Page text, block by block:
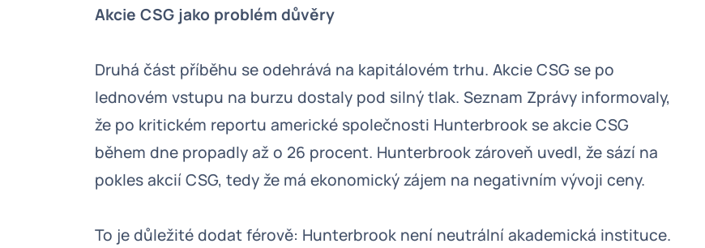
Akcie CSG jako problém důvěry
Druhá část příběhu se odehrává na kapitálovém trhu. Akcie CSG se po
lednovém vstupu na burzu dostaly pod silný tlak. Seznam Zprávy informovaly,
že po kritickém reportu americké společnosti Hunterbrook se akcie CSG
během dne propadly až o 26 procent. Hunterbrook zároveň uvedl, že sází na
pokles akcií CSG, tedy že má ekonomický zájem na negativním vývoji ceny.
To je důležité dodat férově: Hunterbrook není neutrální akademická instituce.